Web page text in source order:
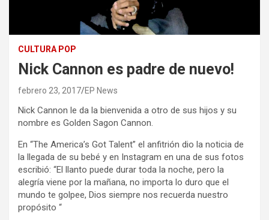
CULTURA POP
Nick Cannon es padre de nuevo!
febrero 23, 2017 EP News
Nick Cannon le da la bienvenida a otro de sus hijos y su
nombre es Golden Sagon Cannon.
En “The America’s Got Talent” el anfitrión dio la noticia de
la llegada de su bebé y en Instagram en una de sus fotos
escribió: “El llanto puede durar toda la noche, pero la
alegría viene por la mañana, no importa lo duro que el
mundo te golpee, Dios siempre nos recuerda nuestro
propósito “